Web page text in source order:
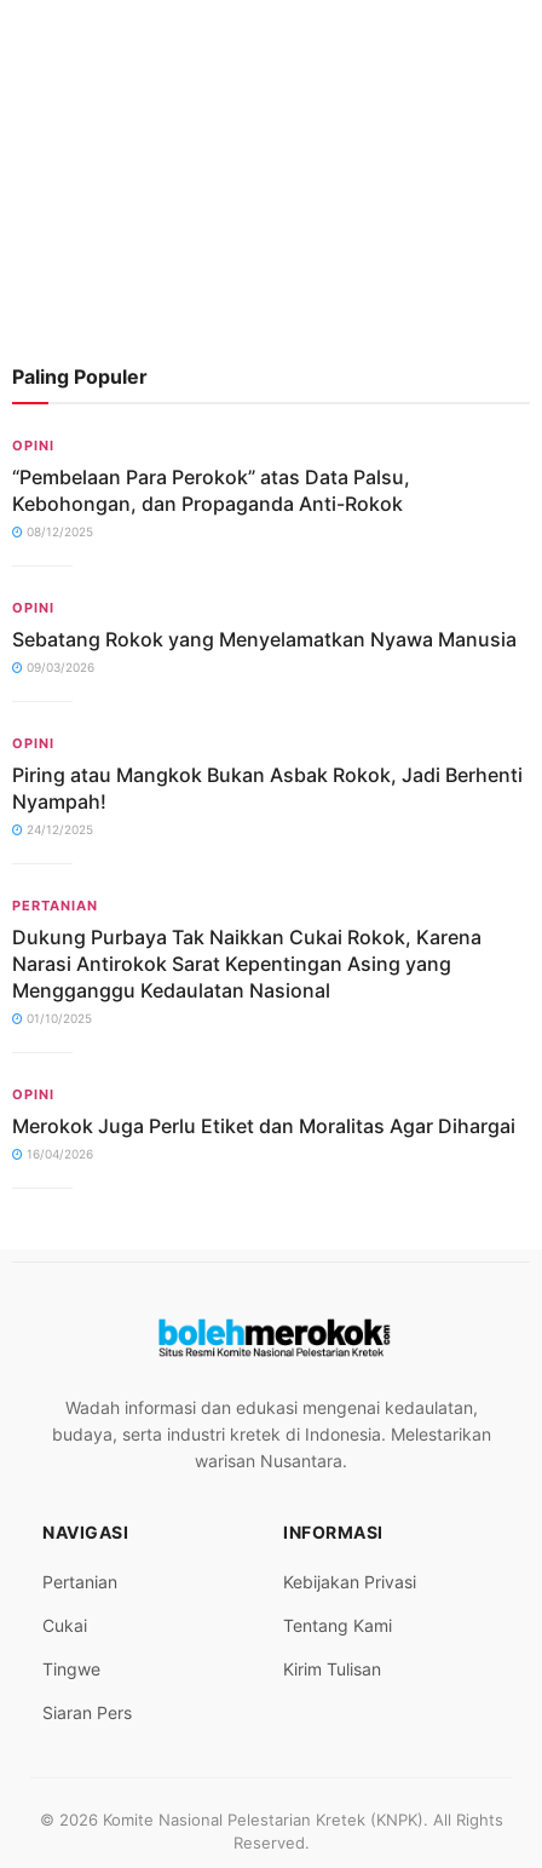
Paling Populer
OPINI
“Pembelaan Para Perokok” atas Data Palsu,
Kebohongan, dan Propaganda Anti-Rokok
08/12/2025
OPINI
Sebatang Rokok yang Menyelamatkan Nyawa Manusia
09/03/2026
OPINI
Piring atau Mangkok Bukan Asbak Rokok, Jadi Berhenti
Nyampah!
24/12/2025
PERTANIAN
Dukung Purbaya Tak Naikkan Cukai Rokok, Karena
Narasi Antirokok Sarat Kepentingan Asing yang
Mengganggu Kedaulatan Nasional
01/10/2025
OPINI
Merokok Juga Perlu Etiket dan Moralitas Agar Dihargai
16/04/2026
Wadah informasi dan edukasi mengenai kedaulatan,
budaya, serta industri kretek di Indonesia. Melestarikan
warisan Nusantara.
NAVIGASI
Pertanian
Cukai
Tingwe
Siaran Pers
INFORMASI
Kebijakan Privasi
Tentang Kami
Kirim Tulisan
© 2026 Komite Nasional Pelestarian Kretek (KNPK). All Rights
Reserved.